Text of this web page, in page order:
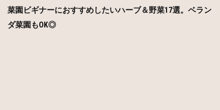
菜園ビギナーにおすすめしたいハーブ＆野菜17選。ベラン
ダ菜園もOK◎